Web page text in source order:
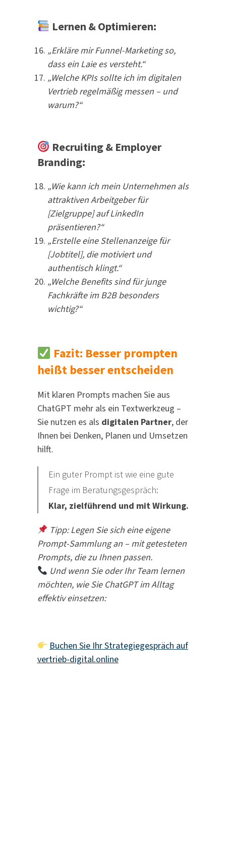
Lernen & Optimieren:
„Erkläre mir Funnel-Marketing so,
dass ein Laie es versteht.“
„Welche KPIs sollte ich im digitalen
Vertrieb regelmäßig messen – und
warum?“
Recruiting & Employer
Branding:
„Wie kann ich mein Unternehmen als
attraktiven Arbeitgeber für
[Zielgruppe] auf LinkedIn
präsentieren?“
„Erstelle eine Stellenanzeige für
[Jobtitel], die motiviert und
authentisch klingt.“
„Welche Benefits sind für junge
Fachkräfte im B2B besonders
wichtig?“
Fazit: Besser prompten
heißt besser entscheiden
Mit klaren Prompts machen Sie aus
ChatGPT mehr als ein Textwerkzeug –
Sie nutzen es als digitalen Partner, der
Ihnen bei Denken, Planen und Umsetzen
hilft.
Ein guter Prompt ist wie eine gute
Frage im Beratungsgespräch:
Klar, zielführend und mit Wirkung.
Tipp: Legen Sie sich eine eigene
Prompt-Sammlung an – mit getesteten
Prompts, die zu Ihnen passen.
Und wenn Sie oder Ihr Team lernen
möchten, wie Sie ChatGPT im Alltag
effektiv einsetzen:
Buchen Sie Ihr Strategiegespräch auf
vertrieb-digital.online